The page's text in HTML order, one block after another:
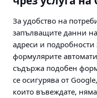
За удобство на
запълващите данни
адреси и
формулярите
съдържа подобен
се осигурява от
които въвеждате,